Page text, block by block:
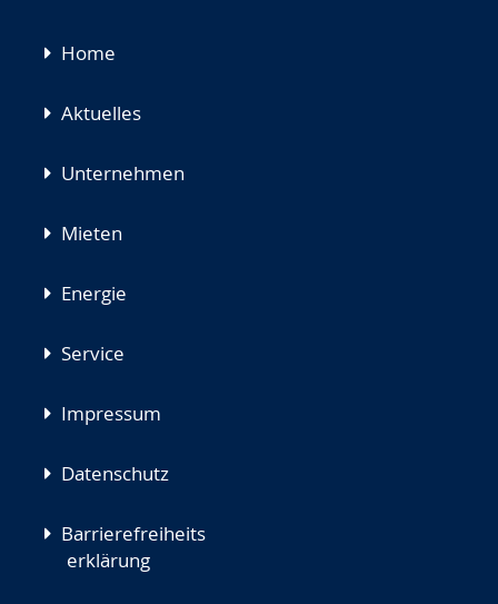
Navigation
Home
Aktuelles
Unternehmen
Mieten
Energie
Service
Impressum
Datenschutz
Barrierefreiheits
erklärung